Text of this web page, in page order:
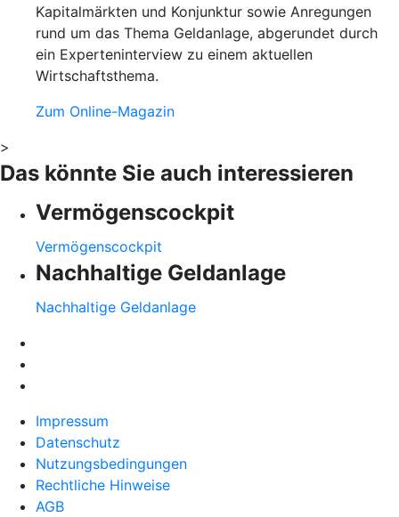
Kapitalmärkten und Konjunktur sowie Anregungen
rund um das Thema Geldanlage, abgerundet durch
ein Experteninterview zu einem aktuellen
Wirtschaftsthema.
Zum Online-Magazin
>
Das könnte Sie auch interessieren
Vermögenscockpit
Vermögenscockpit
Nachhaltige Geldanlage
Nachhaltige Geldanlage
Impressum
Datenschutz
Nutzungsbedingungen
Rechtliche Hinweise
AGB